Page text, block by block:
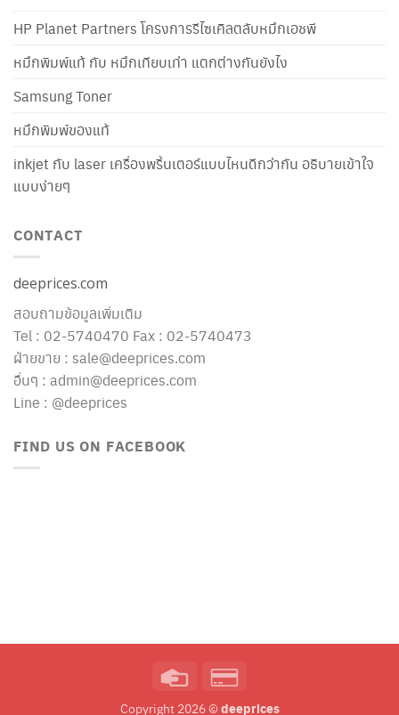
HP Planet Partners โครงการรีไซเคิลตลับหมึกเอชพี
หมึกพิมพ์แท้ กับ หมึกเทียบเท่า แตกต่างกันยังไง
Samsung Toner
หมึกพิมพ์ของแท้
inkjet กับ laser เครื่องพริ้นเตอร์แบบไหนดีกว่ากัน อธิบายเข้าใจ
แบบง่ายๆ
CONTACT
deeprices.com
สอบถามข้อมูลเพิ่มเติม
Tel : 02-5740470 Fax : 02-5740473
ฝ่ายขาย : sale@deeprices.com
อื่นๆ : admin@deeprices.com
Line : @deeprices
FIND US ON FACEBOOK
Credit
Copyright 2026 © deeprices